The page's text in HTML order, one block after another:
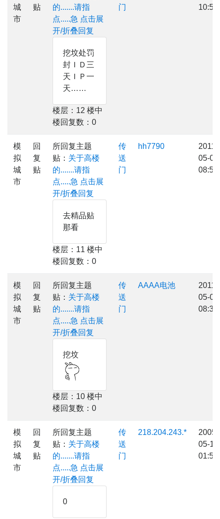
城
市
贴
的.......请指
点.....急 点击展
开/折叠回复
挖坟处罚
封ＩＤ三
天ＩＰ一
天……
楼层：12 楼中
楼回复数：0
门
10:56
模
拟
城
市
回
复
贴
所回复主题
贴： 关于高楼
的.......请指
点.....急 点击展
开/折叠回复
去精品贴
那看
楼层：11 楼中
楼回复数：0
传
送
门
hh7790
2011-
05-02
08:53
模
拟
城
市
回
复
贴
所回复主题
贴： 关于高楼
的.......请指
点.....急 点击展
开/折叠回复
挖坟
楼层：10 楼中
楼回复数：0
传
送
门
AAAA电池
2011-
05-02
08:34
模
拟
城
市
回
复
贴
所回复主题
贴： 关于高楼
的.......请指
点.....急 点击展
开/折叠回复
0
传
送
门
218.204.243.*
2005-
05-12
01:51